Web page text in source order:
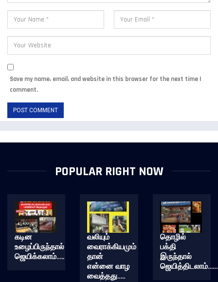
Save my name, email, and website in this browser for the next time I
comment.
POPULAR RIGHT NOW
கடின
உழைப்பிருந்தால்
ஜெயிக்கலாம்…..
வலியும்
வைராக்கியமும்
தான்
என்னை வாழ
வைத்தது…..
தொழில்
பக்தி
இருந்தால்